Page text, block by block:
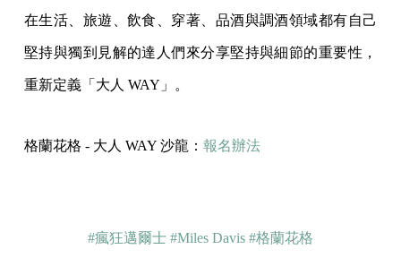
在生活、旅遊、飲食、穿著、品酒與調酒領域都有自己
堅持與獨到見解的達人們來分享堅持與細節的重要性，
重新定義「大人 WAY」。
格蘭花格 - 大人 WAY 沙龍： 報名辦法
#瘋狂邁爾士 #Miles Davis #格蘭花格